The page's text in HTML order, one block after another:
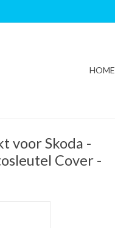
HOME
voor Skoda -
Cover -